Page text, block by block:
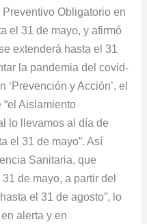
Obligatorio en
el 31 de mayo, y afirmó
extenderá hasta el 31
la pandemia del covid-
‘Prevención y Acción’, el
Aislamiento
lo llevamos al día de
el 31 de mayo”. Así
Sanitaria, que
de mayo, a partir del
el 31 de agosto”, lo
alerta y en